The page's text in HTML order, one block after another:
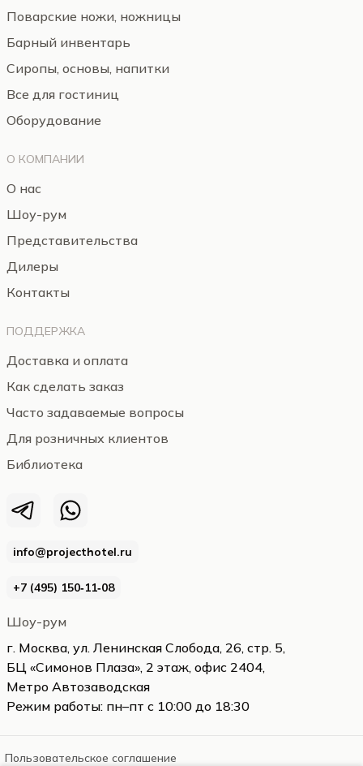
info@projecthotel.ru
+7 (495) 150‑11‑08
Шоу-рум
г. Москва, ул. Ленинская Слобода, 26, стр. 5,
БЦ «Симонов Плаза», 2 этаж, офис 2404,
Метро Автозаводская
Режим работы: пн–пт с 10:00 до 18:30
Поварские ножи, ножницы
Барный инвентарь
Сиропы, основы, напитки
Все для гостиниц
Оборудование
О КОМПАНИИ
О нас
Шоу-рум
Представительства
Дилеры
Контакты
ПОДДЕРЖКА
Доставка и оплата
Как сделать заказ
Часто задаваемые вопросы
Для розничных клиентов
Библиотека
Пользовательское соглашение